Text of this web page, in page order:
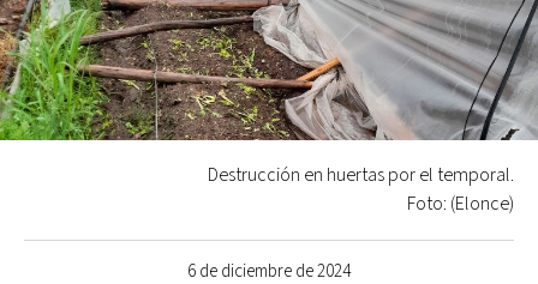
6 de diciembre de 2024
Destrucción en huertas por el temporal.
Foto: (Elonce)